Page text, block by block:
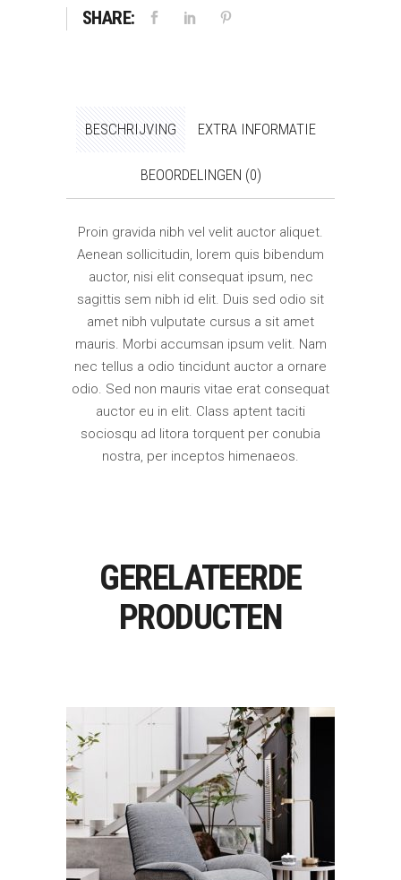
SHARE:
BESCHRIJVING EXTRA INFORMATIE
BEOORDELINGEN (0)
Proin gravida nibh vel velit auctor aliquet.
Aenean sollicitudin, lorem quis bibendum
auctor, nisi elit consequat ipsum, nec
sagittis sem nibh id elit. Duis sed odio sit
amet nibh vulputate cursus a sit amet
mauris. Morbi accumsan ipsum velit. Nam
nec tellus a odio tincidunt auctor a ornare
odio. Sed non mauris vitae erat consequat
auctor eu in elit. Class aptent taciti
sociosqu ad litora torquent per conubia
nostra, per inceptos himenaeos.
GERELATEERDE
PRODUCTEN
Toevoegen Aan
Winkelwagen